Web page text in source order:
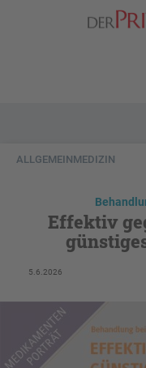
ALLGEMEINMEDIZIN
Effektiv
5.6.2026